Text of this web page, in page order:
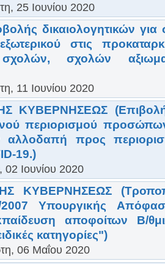
25 Ιουνίου 2020
δικαιολογητικών
στις
σχολών, σχολών
11 Ιουνίου 2020
ΚΥΒΕΡΝΗΣΕΩΣ (Επιβολή
περιορισμού
προς
19.)
02 Ιουνίου 2020
ΚΥΒΕΡΝΗΣΕΩΣ
2007 Υπουργικής
αποφοίτων Β/
κατηγορίες")
06 Μαΐου 2020